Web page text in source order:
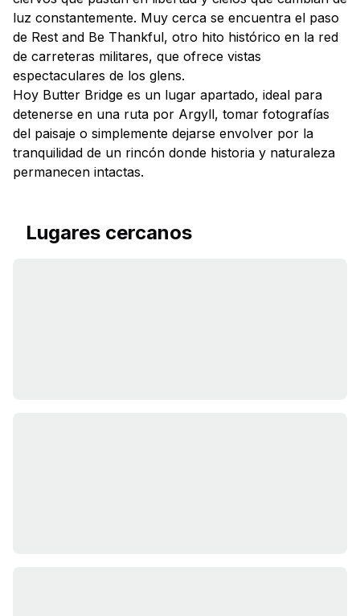
luz constantemente. Muy cerca se encuentra el paso
de Rest and Be Thankful, otro hito histórico en la red
de carreteras militares, que ofrece vistas
espectaculares de los glens.
Hoy Butter Bridge es un lugar apartado, ideal para
detenerse en una ruta por Argyll, tomar fotografías
del paisaje o simplemente dejarse envolver por la
tranquilidad de un rincón donde historia y naturaleza
permanecen intactas.
Lugares cercanos